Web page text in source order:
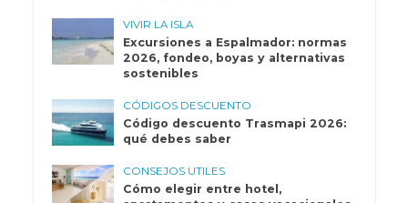
VIVIR LA ISLA
Excursiones a Espalmador: normas
2026, fondeo, boyas y alternativas
sostenibles
CÓDIGOS DESCUENTO
Código descuento Trasmapi 2026:
qué debes saber
CONSEJOS UTILES
Cómo elegir entre hotel,